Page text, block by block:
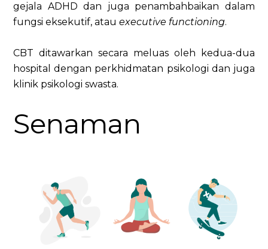
gejala ADHD dan juga penambahbaikan dalam
fungsi eksekutif, atauexecutive functioning.
CBT ditawarkan secara meluas oleh kedua-dua
hospital dengan perkhidmatan psikologi dan juga
klinik psikologi swasta.
Senaman